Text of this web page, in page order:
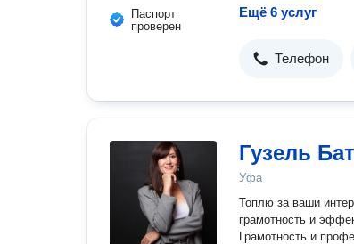
Паспорт
проверен
Ещё 6 услуг
Телефон
Гузель
Уфа
Топлю за ваши
грамотность и
Грамотность и